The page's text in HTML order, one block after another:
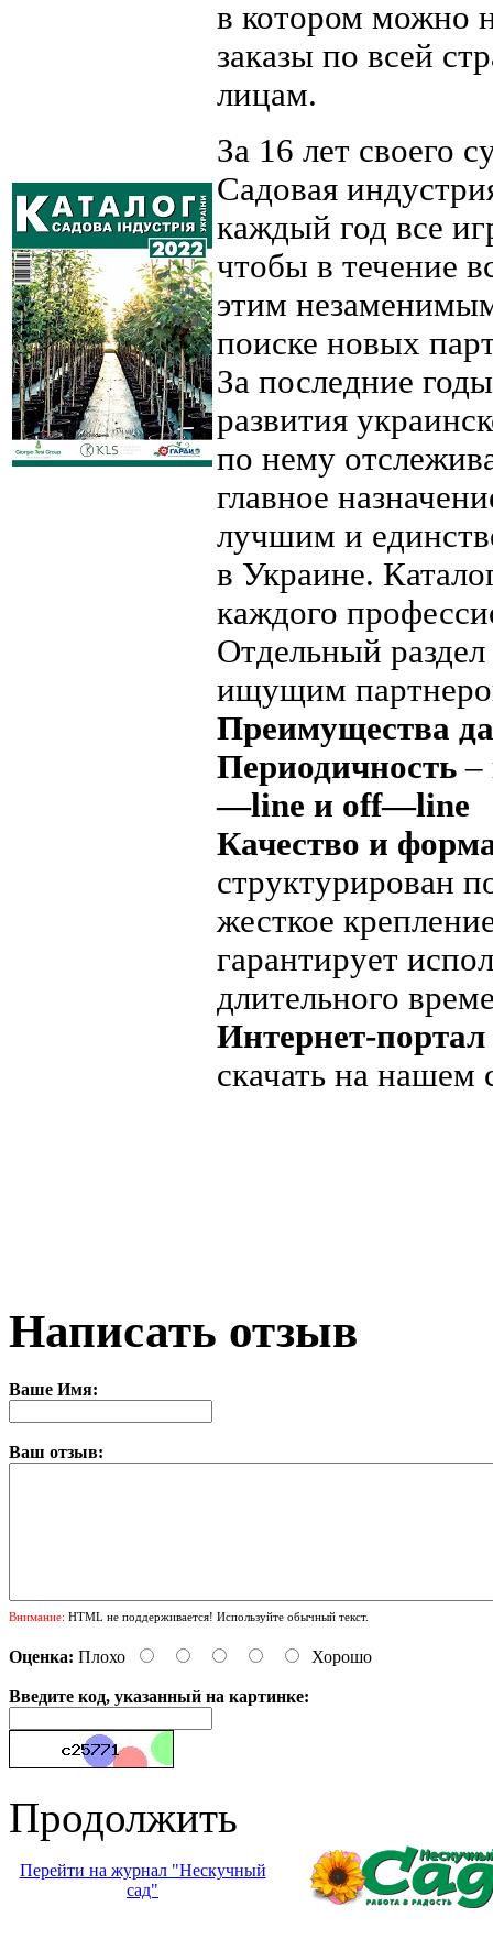
в котором можно
заказы по всей
лицам.
За 16 лет своего
Садовая
каждый год все
чтобы в течение
этим
поиске новых
За последние
развития
по нему
главное
лучшим и
в Украине.
каждого
Отдельный
ищущим
Преимущества
Периодичность –
—line и off—line
Качество и
структурирован
жесткое
гарантирует
длительного
Интернет-портал
скачать на нашем
Написать отзыв
Ваше Имя:
Ваш отзыв:
Внимание: HTML не поддерживается! Используйте обычный текст.
Оценка: Плохо Хорошо
Введите код, указанный на картинке:
Продолжить
Перейти на журнал "Нескучный
сад"